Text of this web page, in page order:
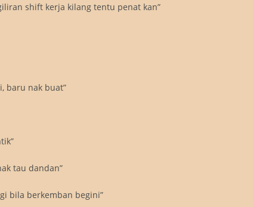
shift kerja kilang tentu penat kan”
baru nak buat”
tau dandan”
bila berkemban begini”